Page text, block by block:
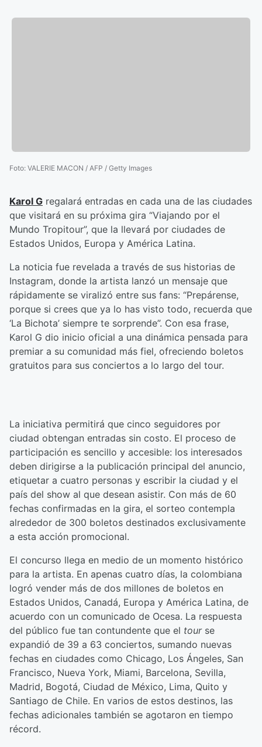
Foto: VALERIE MACON / AFP / Getty Images
Karol G regalará entradas en cada una de las ciudades
que visitará en su próxima gira “Viajando por el
Mundo Tropitour”, que la llevará por ciudades de
Estados Unidos, Europa y América Latina.
La noticia fue revelada a través de sus historias de
Instagram, donde la artista lanzó un mensaje que
rápidamente se viralizó entre sus fans: “Prepárense,
porque si crees que ya lo has visto todo, recuerda que
‘La Bichota’ siempre te sorprende”. Con esa frase,
Karol G dio inicio oficial a una dinámica pensada para
premiar a su comunidad más fiel, ofreciendo boletos
gratuitos para sus conciertos a lo largo del tour.
La iniciativa permitirá que cinco seguidores por
ciudad obtengan entradas sin costo. El proceso de
participación es sencillo y accesible: los interesados
deben dirigirse a la publicación principal del anuncio,
etiquetar a cuatro personas y escribir la ciudad y el
país del show al que desean asistir. Con más de 60
fechas confirmadas en la gira, el sorteo contempla
alrededor de 300 boletos destinados exclusivamente
a esta acción promocional.
El concurso llega en medio de un momento histórico
para la artista. En apenas cuatro días, la colombiana
logró vender más de dos millones de boletos en
Estados Unidos, Canadá, Europa y América Latina, de
acuerdo con un comunicado de Ocesa. La respuesta
del público fue tan contundente que el tour se
expandió de 39 a 63 conciertos, sumando nuevas
fechas en ciudades como Chicago, Los Ángeles, San
Francisco, Nueva York, Miami, Barcelona, Sevilla,
Madrid, Bogotá, Ciudad de México, Lima, Quito y
Santiago de Chile. En varios de estos destinos, las
fechas adicionales también se agotaron en tiempo
récord.